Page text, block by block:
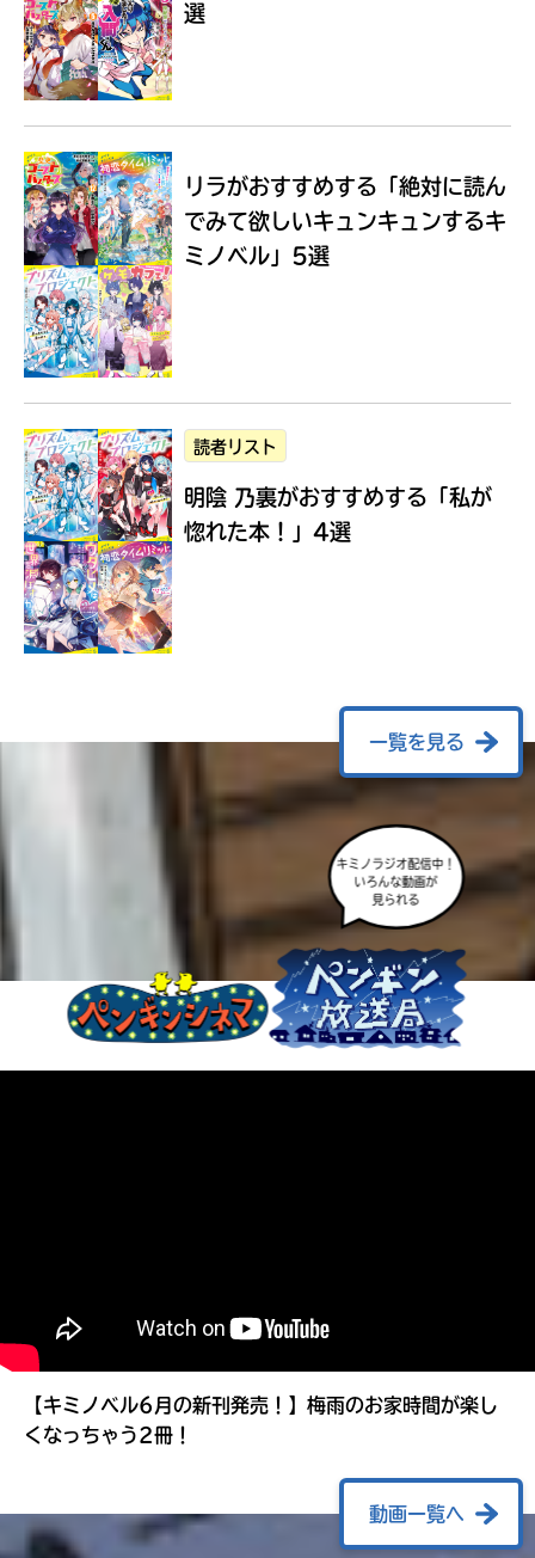
Loading...
選
リラがおすすめする 「絶対に読ん
でみて欲しいキュンキュンするキ
ミノベル」5選
読者リスト
明陰 乃裏がおすすめする 「私が
惚れた本！」4選
一覧を見る
キミノラジオ配信中！
いろんな動画が
見られる
【キミノベル6月の新刊発売！】梅雨のお家時間が楽し
くなっちゃう2冊！
動画一覧へ
に
エ
も
度
み
て
ね
る